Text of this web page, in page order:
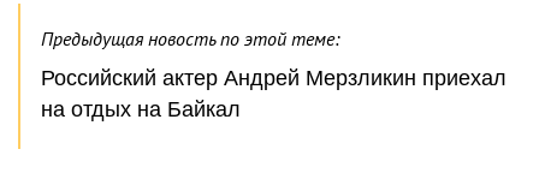
Предыдущая новость по этой теме:
Российский актер Андрей Мерзликин приехал
на отдых на Байкал